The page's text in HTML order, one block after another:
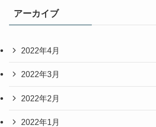
アーカイブ
2022年4月
2022年3月
2022年2月
2022年1月